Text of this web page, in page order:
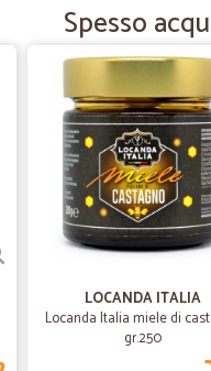
Spesso
LOCANDA ITALIA
Locanda Italia miele di
gr.250